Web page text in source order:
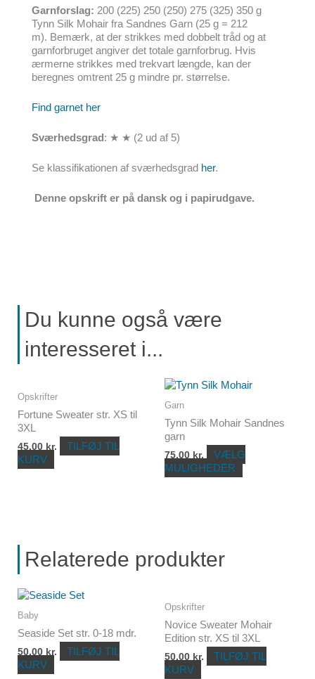
Garnforslag: 200 (225) 250 (250) 275 (325) 350 g
Tynn Silk Mohair fra Sandnes Garn (25 g = 212
m). Bemærk, at der strikkes med dobbelt tråd og at
garnforbruget angiver det totale garnforbrug. Hvis
ærmerne strikkes med trekvart længde, kan der
beregnes omtrent 25 g mindre pr. størrelse.
Find garnet her
Sværhedsgrad: ★ ★ (2 ud af 5)
Se klassifikationen af sværhedsgrad her.
Denne opskrift er på dansk og i papirudgave.
Du kunne også være
interesseret i...
Opskrifter
Fortune Sweater str. XS til
3XL
45,00 kr.
TILFØJ TIL
KURV
Garn
Tynn Silk Mohair Sandnes
garn
75,00 kr.
VÆLG
MULIGHEDER
Dette
flere
Mulighederne
kan
vælges
Relaterede produkter
Baby
Seaside Set str. 0-18 mdr.
50,00 kr.
TILFØJ TIL
KURV
Opskrifter
Novice Sweater Mohair
Edition str. XS til 3XL
50,00 kr.
TILFØJ TIL
KURV